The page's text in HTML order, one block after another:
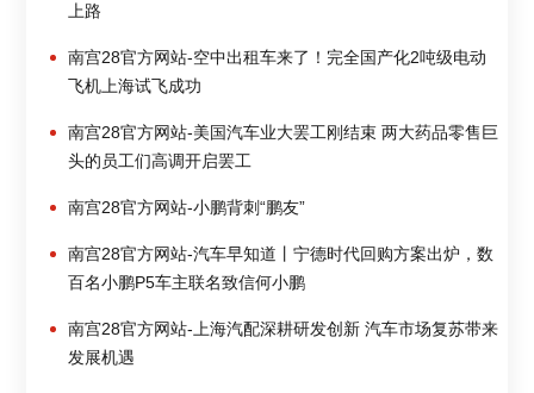
上路
南宫28官方网站-空中出租车来了！完全国产化2吨级电动
飞机上海试飞成功
南宫28官方网站-美国汽车业大罢工刚结束 两大药品零售巨
头的员工们高调开启罢工
南宫28官方网站-小鹏背刺“鹏友”
南宫28官方网站-汽车早知道丨宁德时代回购方案出炉，数
百名小鹏P5车主联名致信何小鹏
南宫28官方网站-上海汽配深耕研发创新 汽车市场复苏带来
发展机遇